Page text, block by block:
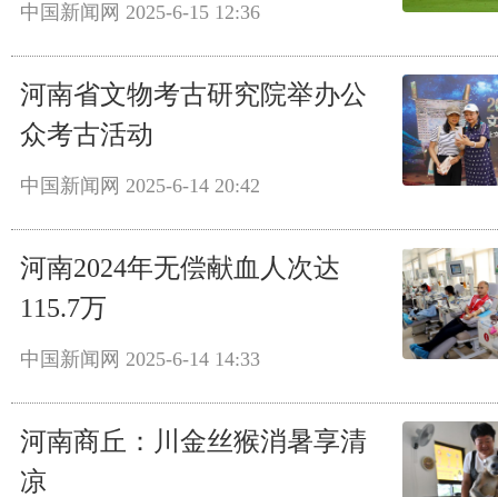
中国新闻网 2025-6-15 12:36
河南省文物考古研究院举办公
众考古活动
中国新闻网 2025-6-14 20:42
河南2024年无偿献血人次达
115.7万
中国新闻网 2025-6-14 14:33
河南商丘：川金丝猴消暑享清
凉